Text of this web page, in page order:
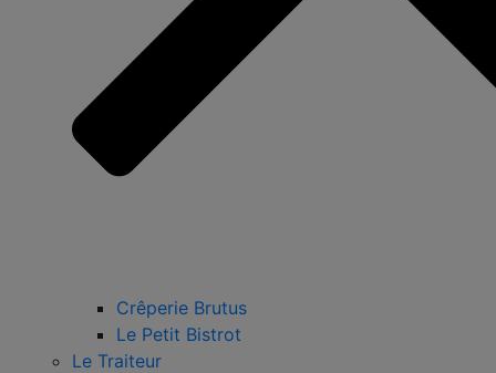
Crêperie Brutus
Le Petit Bistrot
Le Traiteur